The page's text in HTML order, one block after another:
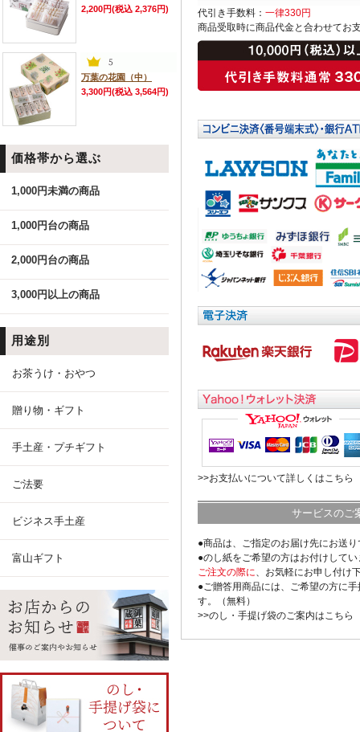
2,200円(税込 2,376円)
万葉の花園（中）
3,300円(税込 3,564円)
価格帯から選ぶ
1,000円未満の商品
1,000円台の商品
2,000円台の商品
3,000円以上の商品
用途別
お茶うけ・おやつ
贈り物・ギフト
手土産・プチギフト
ご法要
ビジネス手土産
富山ギフト
代引き手数料： 一律330円
商品受取時に商品代金と合わせてお
>>お支払いについて詳しくはこちら
サービスのご
●商品は、ご指定のお届け先にお送
●のし紙をご希望の方はお付けして
ご注文の際に、お気軽にお申し付け
●ご贈答用商品には、ご希望の方に
す。（無料）
>>のし・手提げ袋のご案内はこちら